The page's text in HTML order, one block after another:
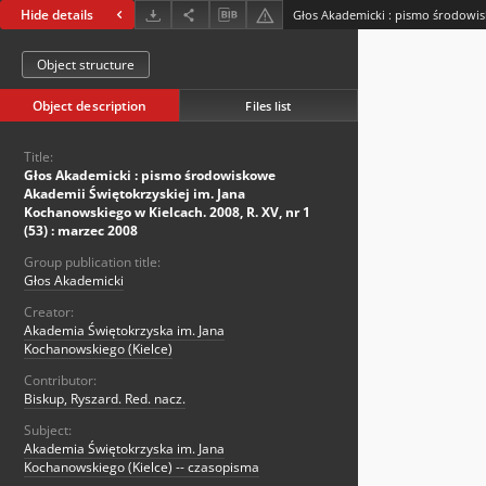
Hide details
Object structure
Object description Files list
Title:
Głos Akademicki : pismo środowiskowe
Akademii Świętokrzyskiej im. Jana
Kochanowskiego w Kielcach. 2008, R. XV, nr 1
(53) : marzec 2008
Group publication title:
Głos Akademicki
Creator:
Akademia Świętokrzyska im. Jana
Kochanowskiego (Kielce)
Contributor:
Biskup, Ryszard. Red. nacz.
Subject:
Akademia Świętokrzyska im. Jana
Kochanowskiego (Kielce) -- czasopisma